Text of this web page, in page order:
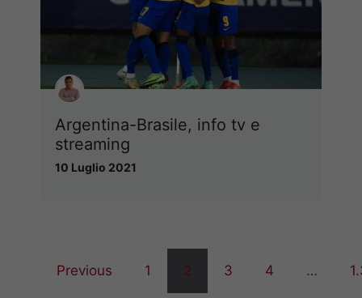
Argentina-Brasile, info tv e
streaming
10 Luglio 2021
Previous 1 2 3 4 …